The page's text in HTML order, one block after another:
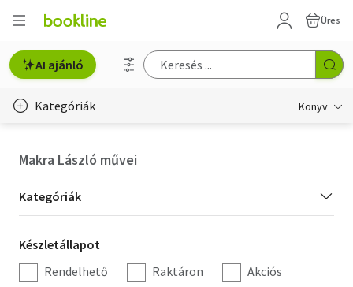
Üres
AI ajánló
Kategóriák Könyv
Hobbi, szabadidő
Irodalom
Makra László művei
Kategória
szűrés
Kategóriák
Készletállapot
szűrés
Készletállapot
Rendelhető
Raktáron Akciós